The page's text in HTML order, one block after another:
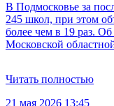
В Подмосковье за
245 школ, при этом
более чем в 19 раз.
Московской
Читать полностью
21 мая 2026 13:45